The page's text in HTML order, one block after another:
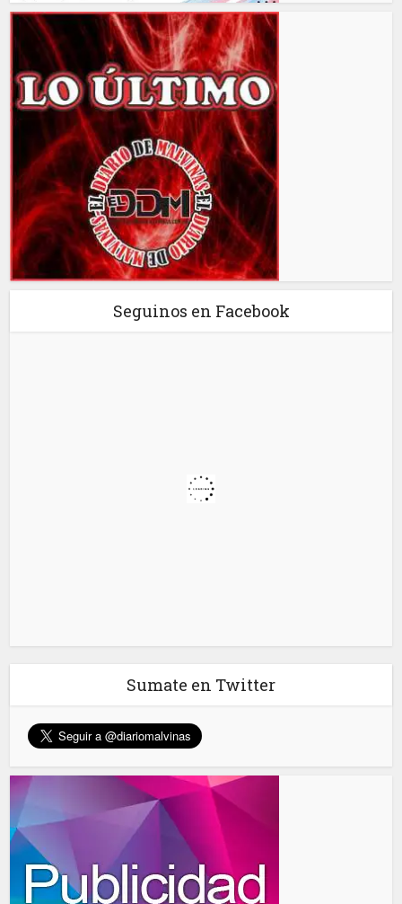
Seguinos en Facebook
Sumate en Twitter